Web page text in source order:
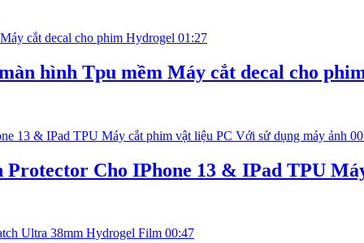
01:27
hình Tpu mềm Máy cắt decal cho
Cho IPhone 13 & IPad TPU
00:47